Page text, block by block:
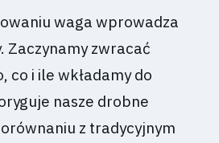
waga wprowadza
Zaczynamy zwracać
co i ile wkładamy do
nasze drobne
z tradycyjnym